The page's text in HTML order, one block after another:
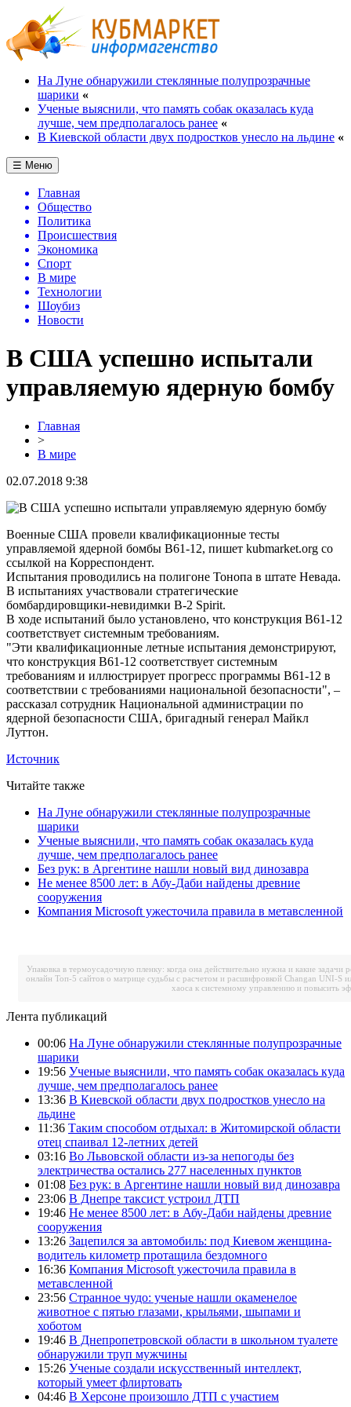
На Луне обнаружили стеклянные полупрозрачные
шарики «
Ученые выяснили, что память собак оказалась куда
лучше, чем предполагалось ранее «
В Киевской области двух подростков унесло на льдине «
☰ Меню
Главная
Общество
Политика
Происшествия
Экономика
Спорт
В мире
Технологии
Шоубиз
Новости
В США успешно испытали
управляемую ядерную бомбу
Главная
>
В мире
02.07.2018 9:38
Военные США провели квалификационные тесты
управляемой ядерной бомбы B61-12, пишет kubmarket.org со
ссылкой на Корреспондент.
Испытания проводились на полигоне Тонопа в штате Невада.
В испытаниях участвовали стратегические
бомбардировщики-невидимки B-2 Spirit.
В ходе испытаний было установлено, что конструкция B61-12
соответствует системным требованиям.
"Эти квалификационные летные испытания демонстрируют,
что конструкция B61-12 соответствует системным
требованиям и иллюстрирует прогресс программы B61-12 в
соответствии с требованиями национальной безопасности", –
рассказал сотрудник Национальной администрации по
ядерной безопасности США, бригадный генерал Майкл
Луттон.
Источник
Читайте также
На Луне обнаружили стеклянные полупрозрачные
шарики
Ученые выяснили, что память собак оказалась куда
лучше, чем предполагалось ранее
Без рук: в Аргентине нашли новый вид динозавра
Не менее 8500 лет: в Абу-Даби найдены древние
сооружения
Компания Microsoft ужесточила правила в метавсленной
Упаковка в термоусадочную пленку: когда она действительно нужна и какие задачи
онлайн Топ-5 сайтов о матрице судьбы с расчетом и расшифровкой Changan UNI-S
хаоса к системному управлению и повысить
Лента публикаций
00:06 На Луне обнаружили стеклянные полупрозрачные
шарики
19:56 Ученые выяснили, что память собак оказалась куда
лучше, чем предполагалось ранее
13:36 В Киевской области двух подростков унесло на
льдине
11:36 Таким способом отдыхал: в Житомирской области
отец спаивал 12-летних детей
03:16 Во Львовской области из-за непогоды без
электричества остались 277 населенных пунктов
01:08 Без рук: в Аргентине нашли новый вид динозавра
23:06 В Днепре таксист устроил ДТП
19:46 Не менее 8500 лет: в Абу-Даби найдены древние
сооружения
13:26 Зацепился за автомобиль: под Киевом женщина-
водитель километр протащила бездомного
16:36 Компания Microsoft ужесточила правила в
метавсленной
23:56 Странное чудо: ученые нашли окаменелое
животное с пятью глазами, крыльями, шыпами и
хоботом
19:46 В Днепропетровской области в школьном туалете
обнаружили труп мужчины
15:26 Ученые создали искусственный интеллект,
который умеет флиртовать
04:46 В Херсоне произошло ДТП с участием